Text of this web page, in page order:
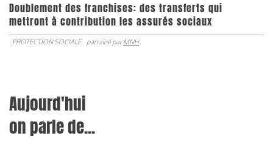
Doublement des franchises: des transferts qui
mettront à contribution les assurés sociaux
PROTECTION SOCIALE parrainé parMNH
Aujourd'hui
on parle de...